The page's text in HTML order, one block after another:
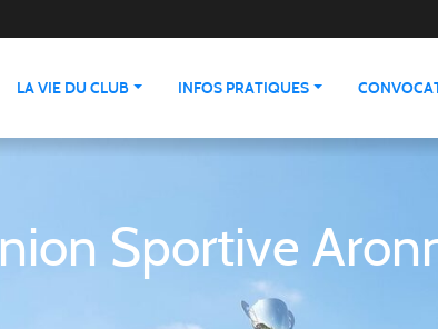
LA VIE DU CLUB INFOS PRATIQUES
Sportive